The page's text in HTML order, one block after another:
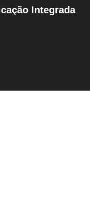
Integrada